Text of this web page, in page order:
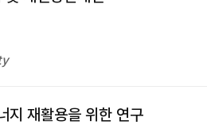
지 재활용을 위한 연구